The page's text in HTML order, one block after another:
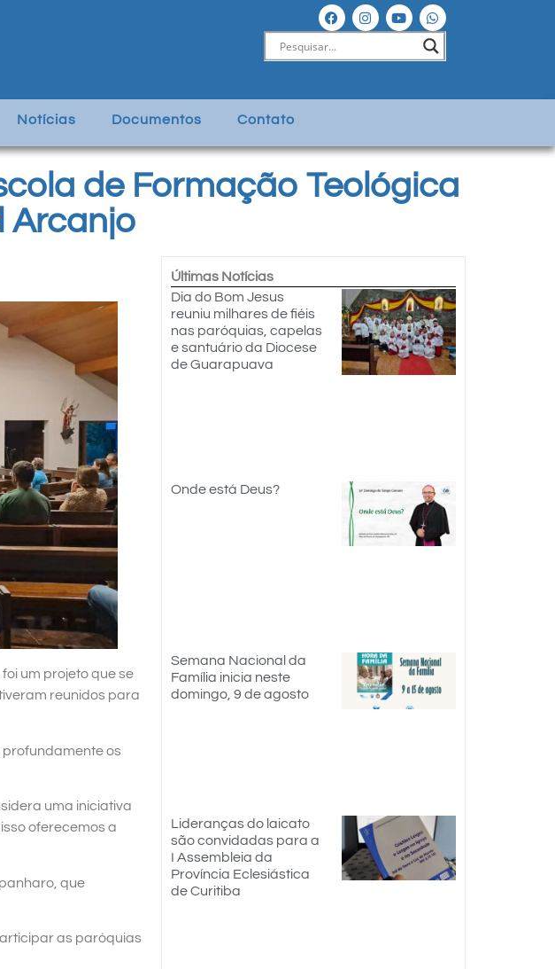
Notícias Documentos Contato
de Formação Teológica
Arcanjo
um projeto que se
reunidos para
os
uma iniciativa
oferecemos a
que
as paróquias
Últimas Notícias
Dia do Bom Jesus
reuniu milhares de fiéis
nas paróquias, capelas
e santuário da Diocese
de Guarapuava
Onde está Deus?
Semana Nacional da
Família inicia neste
domingo, 9 de agosto
Lideranças do laicato
são convidadas para a
I Assembleia da
Província Eclesiástica
de Curitiba